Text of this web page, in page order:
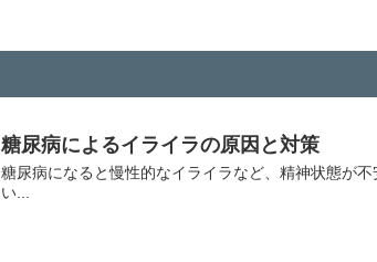
糖尿病によるイライラの原因と対策
糖尿病になると慢性的なイライラなど、精神状態が
い...